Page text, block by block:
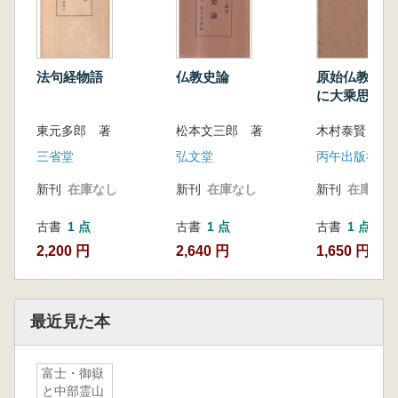
法句経物語
東元多郎 著
三省堂
新刊 在庫なし
古書 1 点
2,200 円
仏教史論
松本文三郎 著
弘文堂
新刊 在庫なし
古書 1 点
2,640 円
原始仏教思
に大乘思想
木村泰賢 著
丙午出版社
新刊 在庫なし
古書 1 点
1,650 円
最近見た本
富士・御嶽
と中部霊山